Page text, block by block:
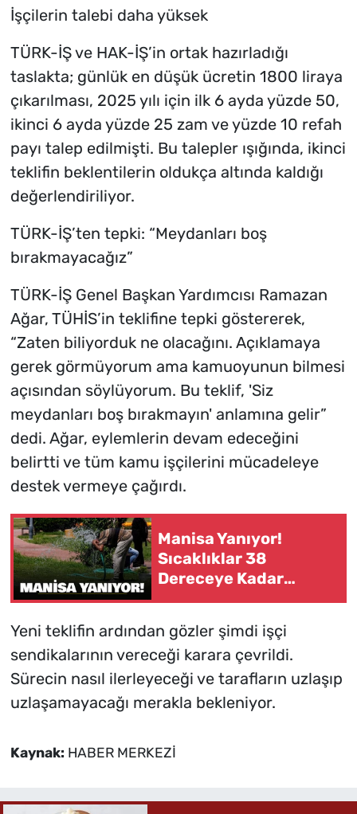
İşçilerin talebi daha yüksek
TÜRK-İŞ ve HAK-İŞ’in ortak hazırladığı
taslakta; günlük en düşük ücretin 1800 liraya
çıkarılması, 2025 yılı için ilk 6 ayda yüzde 50,
ikinci 6 ayda yüzde 25 zam ve yüzde 10 refah
payı talep edilmişti. Bu talepler ışığında, ikinci
teklifin beklentilerin oldukça altında kaldığı
değerlendiriliyor.
TÜRK-İŞ’ten tepki: “Meydanları boş
bırakmayacağız”
TÜRK-İŞ Genel Başkan Yardımcısı Ramazan
Ağar, TÜHİS’in teklifine tepki göstererek,
“Zaten biliyorduk ne olacağını. Açıklamaya
gerek görmüyorum ama kamuoyunun bilmesi
açısından söylüyorum. Bu teklif, 'Siz
meydanları boş bırakmayın' anlamına gelir”
dedi. Ağar, eylemlerin devam edeceğini
belirtti ve tüm kamu işçilerini mücadeleye
destek vermeye çağırdı.
Manisa Yanıyor!
Sıcaklıklar 38
Dereceye Kadar
Çıkacak
Yeni teklifin ardından gözler şimdi işçi
sendikalarının vereceği karara çevrildi.
Sürecin nasıl ilerleyeceği ve tarafların uzlaşıp
uzlaşamayacağı merakla bekleniyor.
Kaynak: HABER MERKEZİ